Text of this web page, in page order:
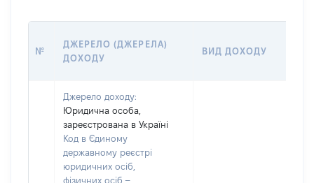
№
ДЖЕРЕЛО (ДЖЕРЕЛА)
ДОХОДУ
ВИД ДОХОДУ
Джерело доходу:
Юридична особа,
зареєстрована в Україні
Код в Єдиному
державному реєстрі
юридичних осіб,
фізичних осіб –